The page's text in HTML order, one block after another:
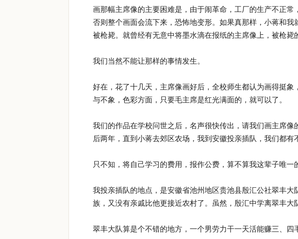
画那幅主席像的主要困难是，由于闹革命，工厂的生产不正
否则整个画面会流下来，恐怖地变形。如果真那样，小蒋和
被枪毙。就曾经有无意中将墨水滴在报纸的主席像上，被枪毙
我们当然不能让那样的事情发生。
好在，花了十几天，主席像画好后，全校师生都认为画得挺
与不象，色彩方面，只要毛主席是红光满面的，就可以了。
我们的作品在学校问世之后，名声很快传出，请我们画主席
后两年，直到小蒋去郊区农场，我到安徽投亲插队，我们都有
只不知，将自己学习的费用，报作公费，算不算我这辈子唯一
我投亲插队的地点，是安徽省池州地区贵池县殷汇公社翠丰
族，又没有亲戚比他更接近农村了。虽然，殷汇中学离翠丰大
翠丰大队算是个不错的地方，一个男劳力干一天活能赚三、